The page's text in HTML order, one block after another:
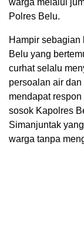
warga melalui
Polres Belu.
Hampir sebagian
Belu yang
curhat selalu
persoalan air
mendapat
sosok Kapolres
Simanjuntak
warga tanpa